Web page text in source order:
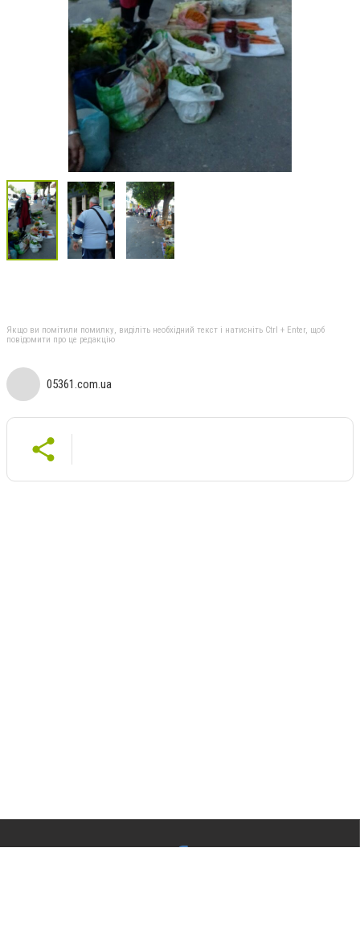
Якщо ви помітили помилку, виділіть необхідний текст і натисніть Ctrl + Enter, щоб
повідомити про це редакцію
05361.com.ua